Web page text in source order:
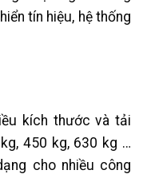
tín hiệu, hệ thống
kích thước và tải
450 kg, 630 kg …
cho nhiều công